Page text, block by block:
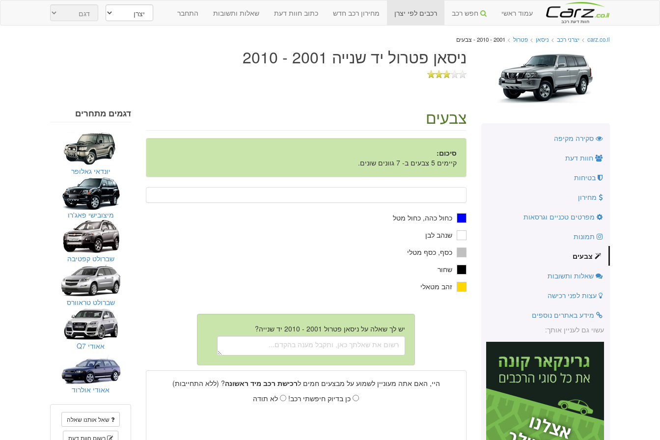
חוות דעת רכב
עמוד ראשי חפש רכב רכבים לפי יצרן מחירון רכב חדש כתוב חוות דעת שאלות ותשובות התחבר
carz.co.il
> יצרני רכב > ניסאן > פטרול > 2001 - 2010 - צבעים
ניסאן פטרול יד שנייה 2001 - 2010
סקירה מקיפה
חוות דעת
בטיחות
מחירון
מפרטים טכניים וגרסאות
תמונות
צבעים
שאלות ותשובות
עצות לפני רכישה
מידע באתרים נוספים
עשוי גם לעניין אותך:
צבעים
סיכום:
קיימים 5 צבעים ב- 7 גוונים שונים.
כחול כהה, כחול מטל
שנהב לבן
כסף, כסף מטלי
שחור
זהב מטאלי
יש לך שאלה על ניסאן פטרול 2001 - 2010 יד שנייה?
היי, האם אתה מעוניין לשמוע על מבצעים חמים לרכישת רכב מיד ראשונה? (ללא התחייבות)
כן בדיוק חיפשתי רכב!
לא תודה
דגמים מתחרים
יונדאי גאלופר
מיצובישי פאג'רו
שברולט קפטיבה
שברולט טראוורס
אאודי Q7
אאודי אולרוד
שאל אותנו שאלה
רשום חוות דעת